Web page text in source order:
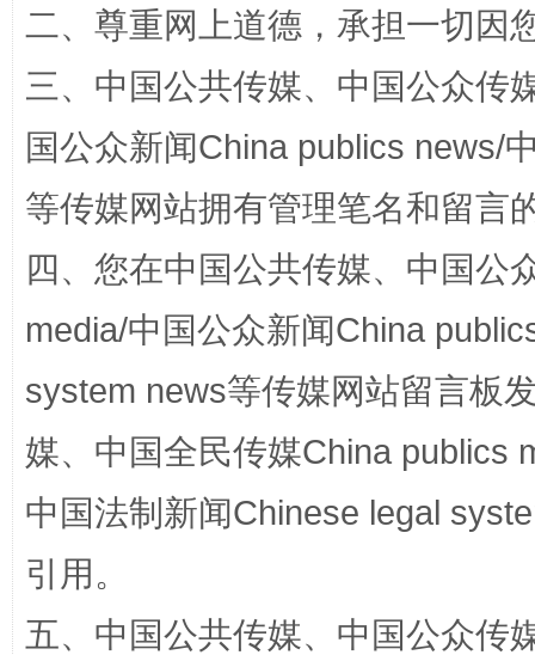
“蜀中异人”王建安的艺术幻境
二、尊重网上道德，承担一切因
三、中国公共传媒、中国公众传
国公众新闻China publics news/
等传媒网站拥有管理笔名和留言
四、您在中国公共传媒、中国公
media/中国公众新闻China
system news等传媒网站留言板
媒、中国全民传媒China publics
中国法制新闻Chinese legal
引用。
五、中国公共传媒、中国公众传